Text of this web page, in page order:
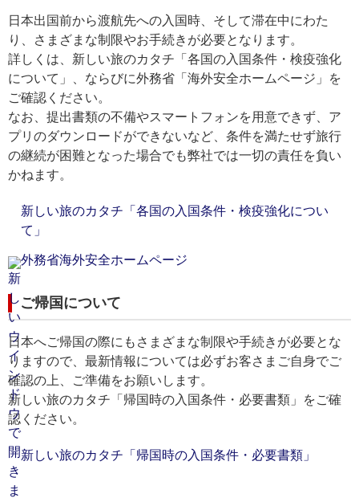
日本出国前から渡航先への入国時、そして滞在中にわた
り、さまざまな制限やお手続きが必要となります。
詳しくは、新しい旅のカタチ「各国の入国条件・検疫強化
について」、ならびに外務省「海外安全ホームページ」を
ご確認ください。
なお、提出書類の不備やスマートフォンを用意できず、ア
プリのダウンロードができないなど、条件を満たせず旅行
の継続が困難となった場合でも弊社では一切の責任を負い
かねます。
新しい旅のカタチ「各国の入国条件・検疫強化につい
て」
外務省海外安全ホームページ
ご帰国について
日本へご帰国の際にもさまざまな制限や手続きが必要とな
りますので、最新情報については必ずお客さまご自身でご
確認の上、ご準備をお願いします。
新しい旅のカタチ「帰国時の入国条件・必要書類」をご確
認ください。
新しい旅のカタチ「帰国時の入国条件・必要書類」